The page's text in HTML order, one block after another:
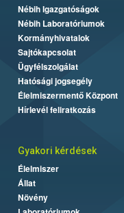
Nébih Igazgatóságok
Nébih Laboratóriumok
Kormányhivatalok
Sajtókapcsolat
Ügyfélszolgálat
Hatósági jogsegély
Élelmiszermentő Központ
Hírlevél feliratkozás
Gyakori kérdések
Élelmiszer
Állat
Növény